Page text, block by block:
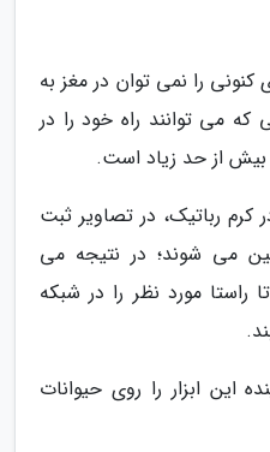
را نمی توان در مغز به
که می توانند راه خود را در
بیش از حد زیاد است.
کرم رباتیک، در تصاویر ثبت
می شوند؛ در نتیجه می
راستا مورد نظر را در شبکه
این ابزار را روی حیوانات